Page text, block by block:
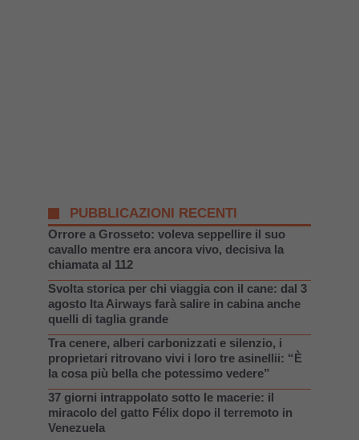
PUBBLICAZIONI RECENTI
Orrore a Grosseto: voleva seppellire il suo
cavallo mentre era ancora vivo, decisiva la
chiamata al 112
Svolta storica per chi viaggia con il cane: dal 3
agosto Ita Airways farà salire in cabina anche
quelli di taglia grande
Tra cenere, alberi carbonizzati e silenzio, i
proprietari ritrovano vivi i loro tre asinellii: “È
la cosa più bella che potessimo vedere”
37 giorni intrappolato sotto le macerie: il
miracolo del gatto Félix dopo il terremoto in
Venezuela